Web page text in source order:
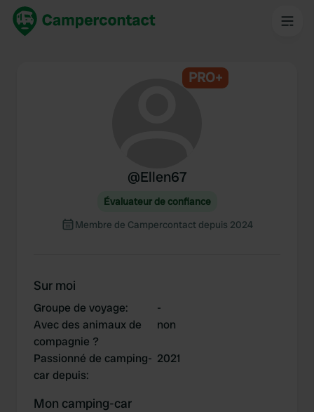
PRO+
@Ellen67
Évaluateur de confiance
Membre de Campercontact depuis 2024
Sur moi
Groupe de voyage:
-
Avec des animaux de
compagnie ?
non
Passionné de camping-
car depuis:
2021
Mon camping-car